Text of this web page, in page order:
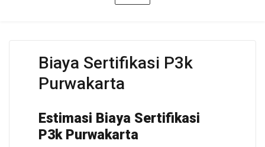
Biaya Sertifikasi P3k
Purwakarta
Estimasi Biaya Sertifikasi
P3k Purwakarta